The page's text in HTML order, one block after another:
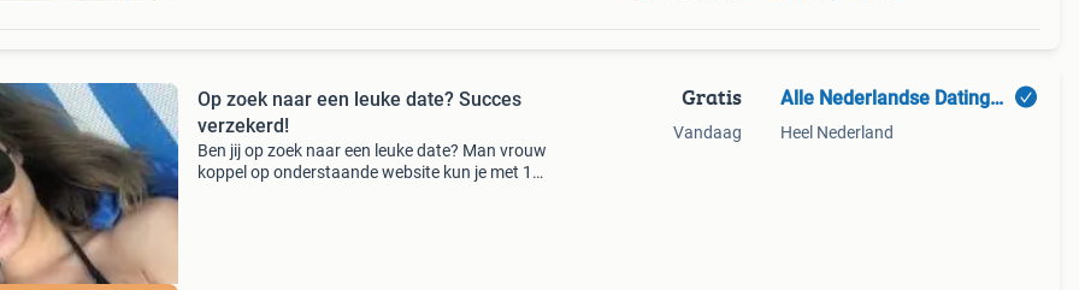
Op zoek naar een leuke date? Succes
verzekerd!
Ben jij op zoek naar een leuke date? Man vrouw
koppel op onderstaande website kun je met 1
Gratis
Vandaag
Alle Nederlandse Datingsites
Heel Nederland